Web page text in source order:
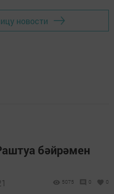
новости
бәйрәмен
5075 0 0